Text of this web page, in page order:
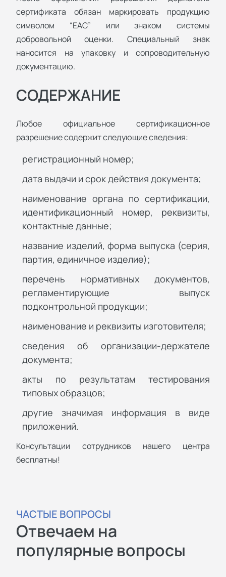
сертификата обязан маркировать продукцию
символом “ЕАС” или знаком системы
добровольной оценки. Специальный знак
наносится на упаковку и сопроводительную
документацию.
СОДЕРЖАНИЕ
Любое официальное сертификационное
разрешение содержит следующие сведения:
регистрационный номер;
дата выдачи и срок действия документа;
наименование органа по сертификации,
идентификационный номер, реквизиты,
контактные данные;
название изделий, форма выпуска (серия,
партия, единичное изделие);
перечень нормативных документов,
регламентирующие выпуск
подконтрольной продукции;
наименование и реквизиты изготовителя;
сведения об организации-держателе
документа;
акты по результатам тестирования
типовых образцов;
другие значимая информация в виде
приложений.
Консультации сотрудников нашего центра
бесплатны!
ЧАСТЫЕ ВОПРОСЫ
Отвечаем на
популярные вопросы